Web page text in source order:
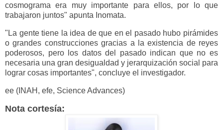
cosmograma era muy importante para ellos, por lo que
trabajaron juntos" apunta Inomata.
"La gente tiene la idea de que en el pasado hubo pirámides
o grandes construcciones gracias a la existencia de reyes
poderosos, pero los datos del pasado indican que no es
necesaria una gran desigualdad y jerarquización social para
lograr cosas importantes", concluye el investigador.
ee (INAH, efe, Science Advances)
Nota cortesía: